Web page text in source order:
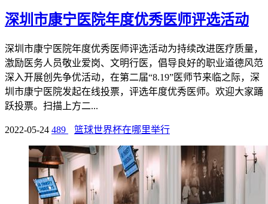
深圳市康宁医院年度优秀医师评选活动
深圳市康宁医院年度优秀医师评选活动为持续改进医疗质量，
激励医务人员敬业爱岗、文明行医，倡导良好的职业道德风范
深入开展创先争优活动，在第二届“8.19”医师节来临之际，深
圳市康宁医院发起在线投票，评选年度优秀医师。欢迎大家踊
跃投票。扫描上方二...
2022-05-24 489 篮球世界杯在哪里举行